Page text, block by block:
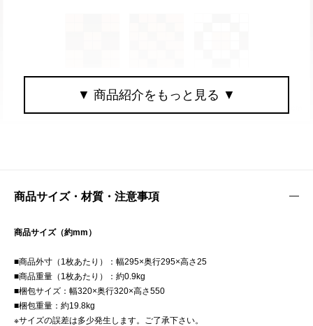
商品サイズ・材質・注意事項
商品サイズ（約mm）
■商品外寸（1枚あたり）：幅295×奥行295×高さ25
■商品重量（1枚あたり）：約0.9kg
■梱包サイズ：幅320×奥行320×高さ550
■梱包重量：約19.8kg
※サイズの誤差は多少発生します。ご了承下さい。